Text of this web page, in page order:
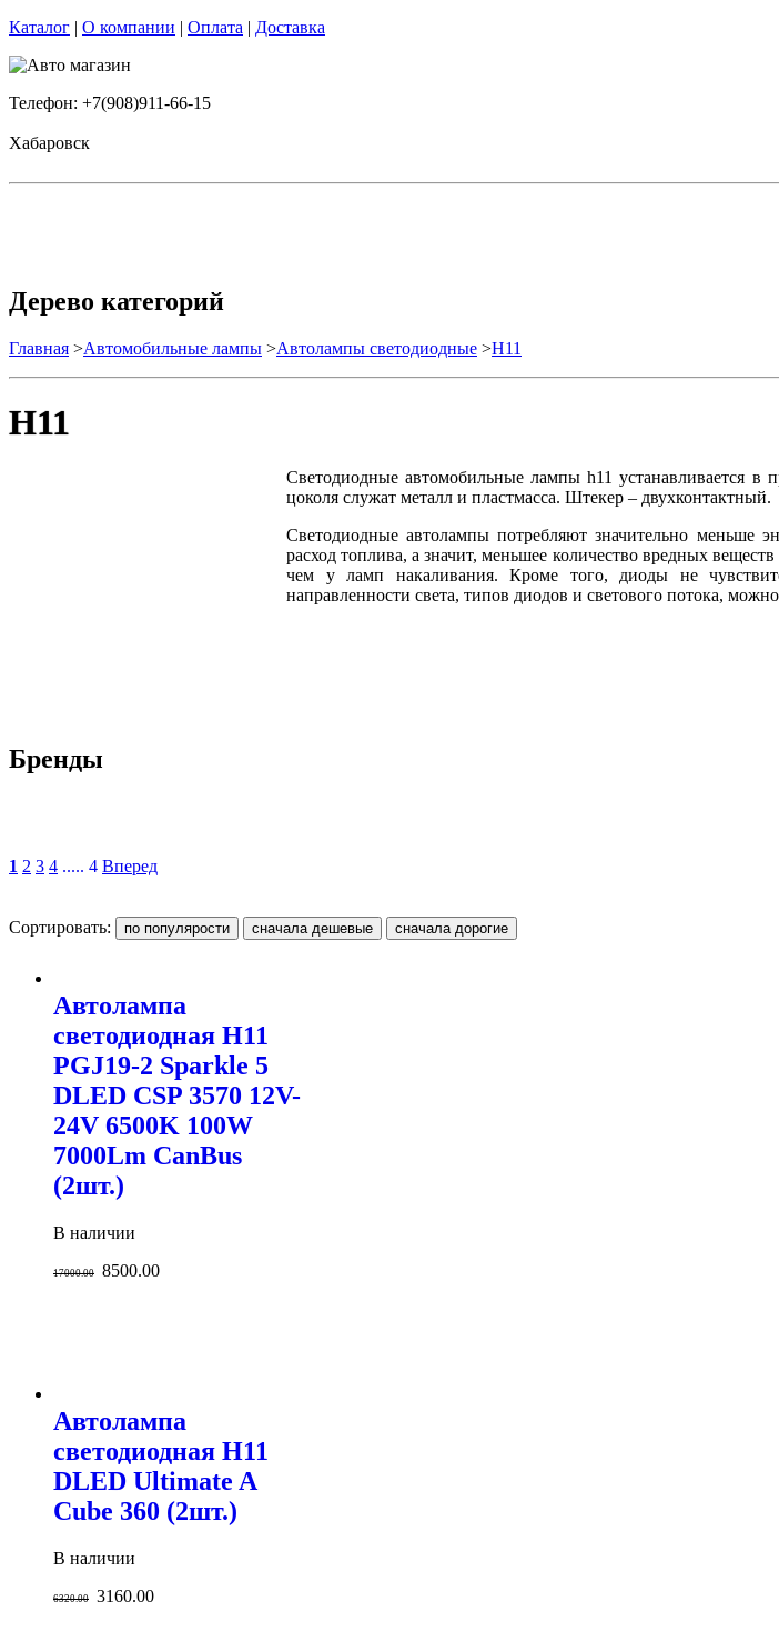
Каталог | О компании | Оплата | Доставка
Телефон: +7(908)911-66-15
Хабаровск
Дерево категорий
Главная >Автомобильные лампы >Автолампы светодиодные >H11
H11
Светодиодные автомобильные лампы h11 устанавливается в
цоколя служат металл и пластмасса. Штекер – двухконтактный.
Светодиодные автолампы потребляют значительно меньше
расход топлива, а значит, меньшее количество вредных
чем у ламп накаливания. Кроме того, диоды не
направленности света, типов диодов и светового потока,
Бренды
1 2 3 4 ..... 4 Вперед
Сортировать:
Автолампа
светодиодная H11
PGJ19-2 Sparkle 5
DLED CSP 3570 12V-
24V 6500K 100W
7000Lm CanBus
(2шт.)
В наличии
17000.00 8500.00
Автолампа
светодиодная H11
DLED Ultimate A
Cube 360 (2шт.)
В наличии
6320.00 3160.00